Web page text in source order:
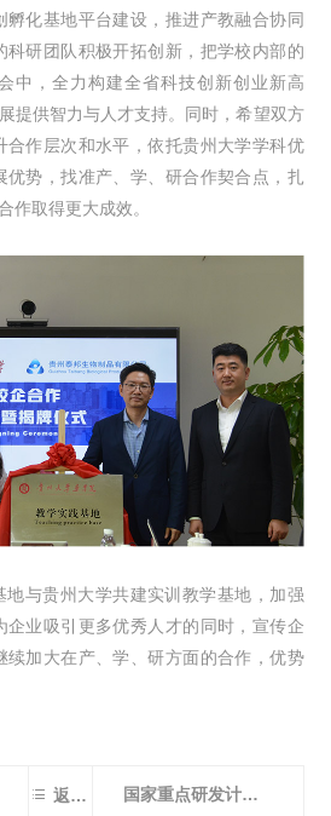
孵化基地平台建设，推进产教融合协同
科研团队积极开拓创新，把学校内部的
中，全力构建全省科技创新创业新高
提供智力与人才支持。同时，希望双方
合作层次和水平，依托贵州大学学科优
优势，找准产、学、研合作契合点，扎
作取得更大成效。
地与贵州大学共建实训教学基地，加强
企业吸引更多优秀人才的同时，宣传企
续加大在产、学、研方面的合作，优势
 返回列表 国家重点研发计划 “仿生周围神经移植物产品的研发及应用” 2023年度项目进度会顺利完成